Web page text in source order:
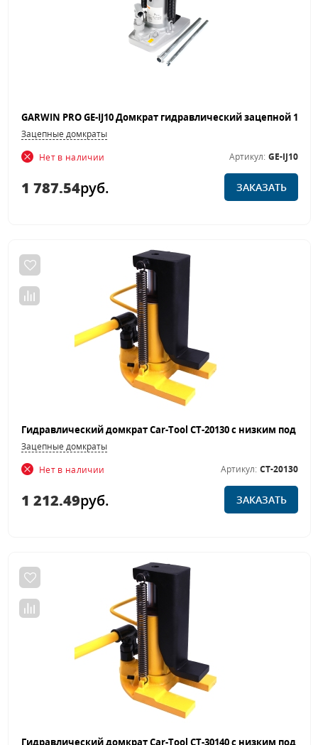
Зацепные домкраты
Нет в наличии
Артикул: GE-IJ10
1 787.54руб. ЗАКАЗАТЬ
Зацепные домкраты
Нет в наличии
Артикул: CT-20130
1 212.49руб. ЗАКАЗАТЬ